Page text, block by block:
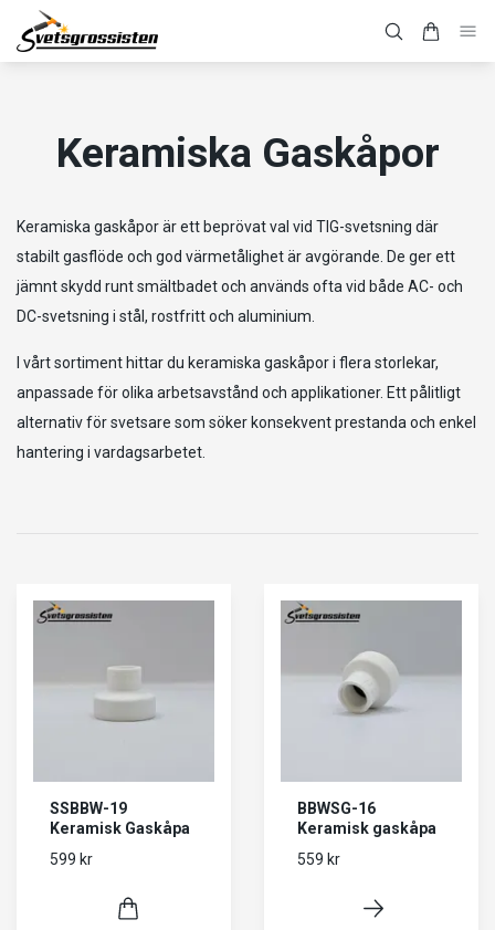
Keramiska Gaskåpor
Keramiska gaskåpor är ett beprövat val vid TIG-svetsning där
stabilt gasflöde och god värmetålighet är avgörande. De ger ett
jämnt skydd runt smältbadet och används ofta vid både AC- och
DC-svetsning i stål, rostfritt och aluminium.
I vårt sortiment hittar du keramiska gaskåpor i flera storlekar,
anpassade för olika arbetsavstånd och applikationer. Ett pålitligt
alternativ för svetsare som söker konsekvent prestanda och enkel
hantering i vardagsarbetet.
SSBBW-19
Keramisk Gaskåpa
599 kr
BBWSG-16
Keramisk gaskåpa
559 kr